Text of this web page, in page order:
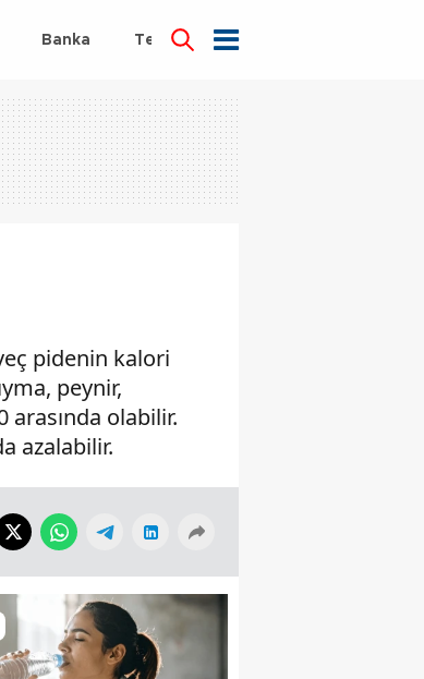
Banka Teknoloji
pidenin kalori
peynir,
olabilir.
azalabilir.